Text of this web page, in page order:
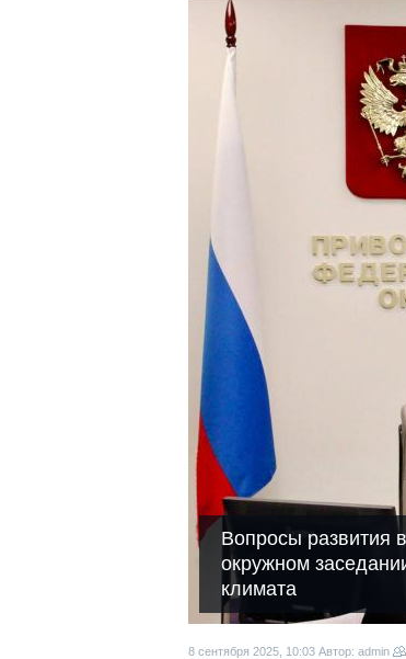
Вопросы развития
окружном
климата
8 сентября 2025, 10:03 Автор: admin